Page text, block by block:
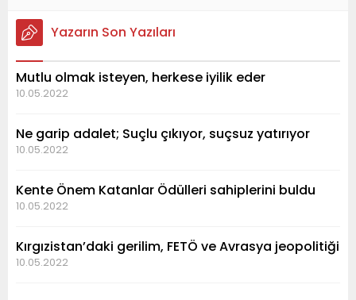
Yazarın Son Yazıları
Mutlu olmak isteyen, herkese iyilik eder
10.05.2022
Ne garip adalet; Suçlu çıkıyor, suçsuz yatırıyor
10.05.2022
Kente Önem Katanlar Ödülleri sahiplerini buldu
10.05.2022
Kırgızistan’daki gerilim, FETÖ ve Avrasya jeopolitiği
10.05.2022